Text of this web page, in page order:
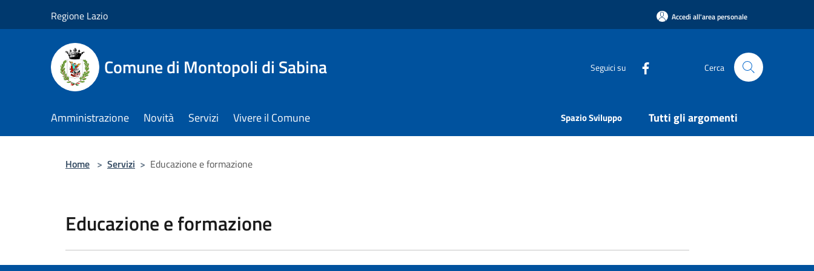
Regione Lazio Accedi all'area personale
Comune di Montopoli di Sabina Seguici su Cerca
Amministrazione Novità Servizi Vivere il Comune Spazio Sviluppo Tutti gli argomenti
Home > Servizi > Educazione e formazione
Educazione e formazione